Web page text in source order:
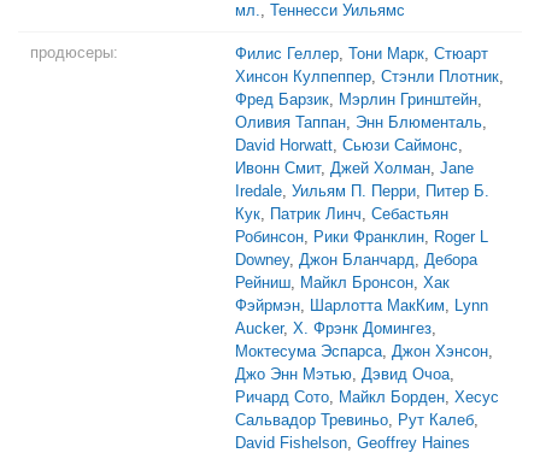
мл., Теннесси Уильямс
продюсеры: Филис Геллер, Тони Марк, Стюарт
Хинсон Кулпеппер, Стэнли Плотник,
Фред Барзик, Мэрлин Гринштейн,
Оливия Таппан, Энн Блюменталь,
David Horwatt, Сьюзи Саймонс,
Ивонн Смит, Джей Холман, Jane
Iredale, Уильям П. Перри, Питер Б.
Кук, Патрик Линч, Себастьян
Робинсон, Рики Франклин, Roger L
Downey, Джон Бланчард, Дебора
Рейниш, Майкл Бронсон, Хак
Фэйрмэн, Шарлотта МакКим, Lynn
Aucker, Х. Фрэнк Домингез,
Моктесума Эспарса, Джон Хэнсон,
Джо Энн Мэтью, Дэвид Очоа,
Ричард Сото, Майкл Борден, Хесус
Сальвадор Тревиньо, Рут Калеб,
David Fishelson, Geoffrey Haines